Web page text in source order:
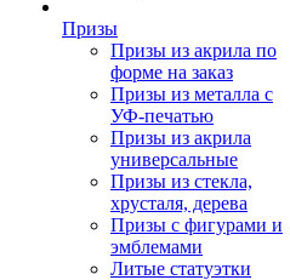
Призы
Призы из акрила по
форме на заказ
Призы из металла с
УФ-печатью
Призы из акрила
универсальные
Призы из стекла,
хрусталя, дерева
Призы с фигурами и
эмблемами
Литые статуэтки